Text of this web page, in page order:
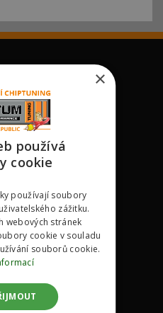
DOTAZY)
×
používá
cookie
používají soubory
zážitku.
webových stránek
cookie v souladu
souborů cookie.